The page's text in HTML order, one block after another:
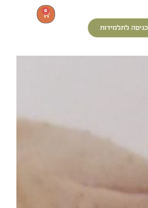
כניסה לתלמידות
0